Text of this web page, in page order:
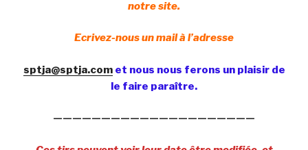
notre site.
Ecrivez-nous un mail à l’adresse
sptja@sptja.comet nous nous ferons un plaisir de
le faire paraître.
—————————————————————